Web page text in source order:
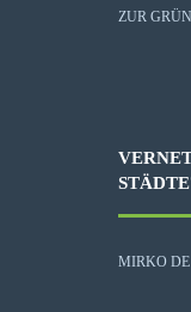
ZUR
MIRKO